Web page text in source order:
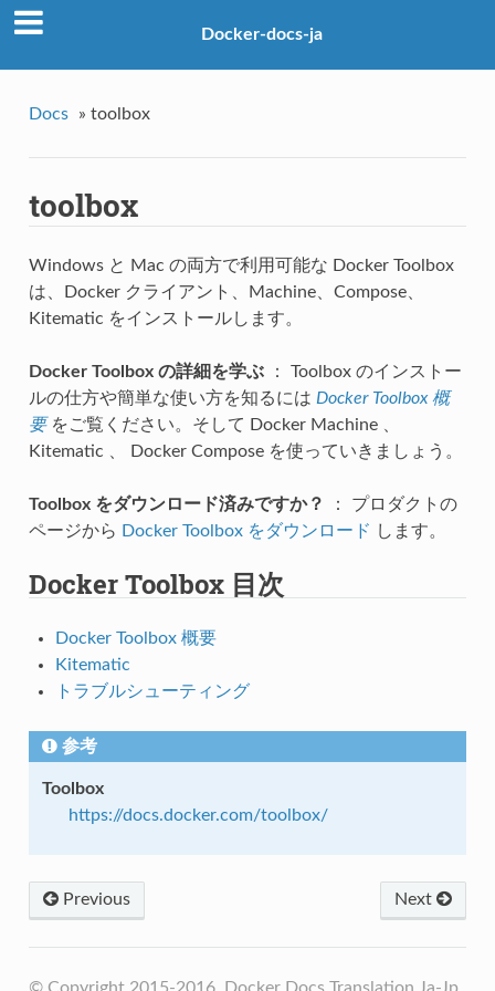
Docker-docs-ja
Docs » toolbox
toolbox
Windows と Mac の両方で利用可能な Docker Toolbox
は、Docker クライアント、Machine、Compose、
Kitematic をインストールします。
Docker Toolbox の詳細を学ぶ： Toolbox のインストー
ルの仕方や簡単な使い方を知るには Docker Toolbox 概
要をご覧ください。そして Docker Machine 、
Kitematic 、 Docker Compose を使っていきましょう。
Toolbox をダウンロード済みですか？
： プロダクトの
ページから Docker Toolbox をダウンロード します。
Docker Toolbox 目次
Docker Toolbox 概要
Kitematic
トラブルシューティング
参考
Toolbox
https://docs.docker.com/toolbox/
Next
Previous